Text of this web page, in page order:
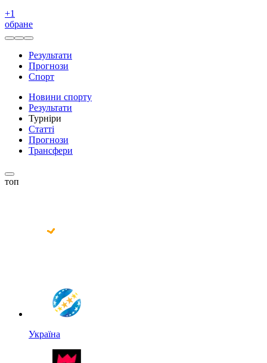
+1
обране
Результати
Прогнози
Спорт
Новини спорту
Результати
Турніри
Статті
Прогнози
Трансфери
топ
Україна